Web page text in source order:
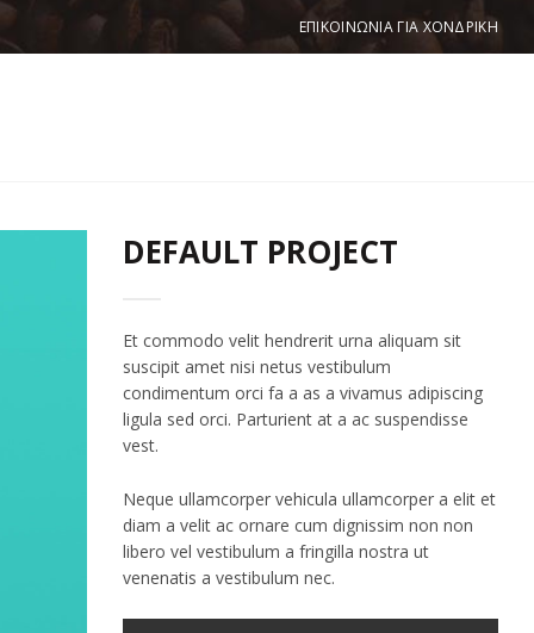
ΕΠΙΚΟΙΝΩΝΙΑ ΓΙΑ ΧΟΝΔΡΙΚΗ
DEFAULT PROJECT
Et commodo velit hendrerit urna aliquam sit
suscipit amet nisi netus vestibulum
condimentum orci fa a as a vivamus adipiscing
ligula sed orci. Parturient at a ac suspendisse
vest.
Neque ullamcorper vehicula ullamcorper a elit et
diam a velit ac ornare cum dignissim non non
libero vel vestibulum a fringilla nostra ut
venenatis a vestibulum nec.